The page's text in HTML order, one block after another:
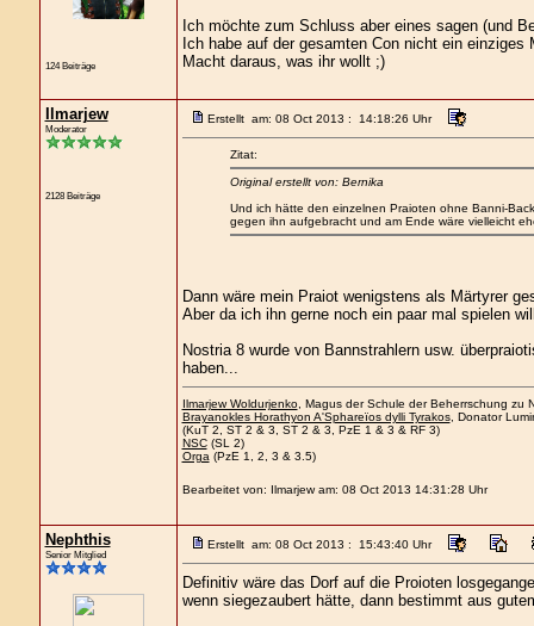
124 Beiträge
Ich möchte zum Schluss aber eines sagen (und
Ich habe auf der gesamten Con nicht ein einziges
Macht daraus, was ihr wollt ;)
Ilmarjew
Moderator
2128 Beiträge
Erstellt am: 08 Oct 2013 : 14:18:26 Uhr
Zitat:
Original erstellt von: Bernika
Und ich hätte den einzelnen Praioten ohne Banni-
gegen ihn aufgebracht und am Ende wäre vielleicht
Dann wäre mein Praiot wenigstens als Märtyrer
Aber da ich ihn gerne noch ein paar mal spielen
Nostria 8 wurde von Bannstrahlern usw.
haben...
Ilmarjew Woldurjenko, Magus der Schule der Beherrschung zu
Brayanokles Horathyon A'Sphareïos dylli Tyrakos, Donator
(KuT 2, ST 2 & 3, ST 2 & 3, PzE 1 & 3 & RF 3)
NSC(SL 2)
Orga (PzE 1, 2, 3 & 3.5)
Bearbeitet von: Ilmarjew am: 08 Oct 2013 14:31:28 Uhr
Nephthis
Senior Mitglied
Erstellt am: 08 Oct 2013 : 15:43:40 Uhr
Definitiv wäre das Dorf auf die Proioten
wenn siegezaubert hätte, dann bestimmt aus